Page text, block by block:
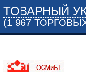
ТОВАРНЫЙ
(1 967